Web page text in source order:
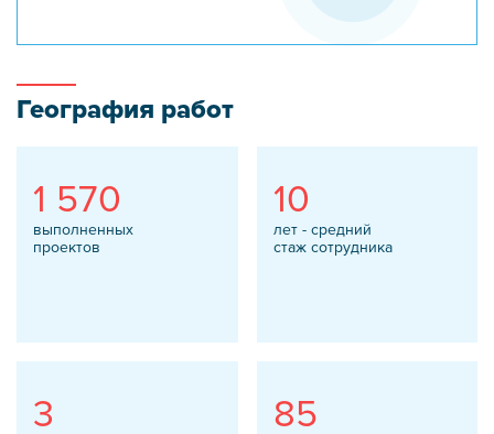
География работ
1 570
выполненных
проектов
10
лет - средний
стаж сотрудника
3 85